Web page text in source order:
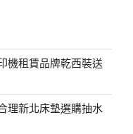
機租賃品牌乾西裝送
理新北床墊選購抽水